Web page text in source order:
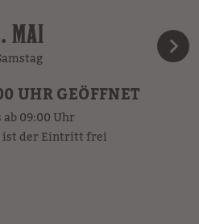
MAI
UHR GEÖFFNET
ab 09:00 Uhr
ist der Eintritt frei